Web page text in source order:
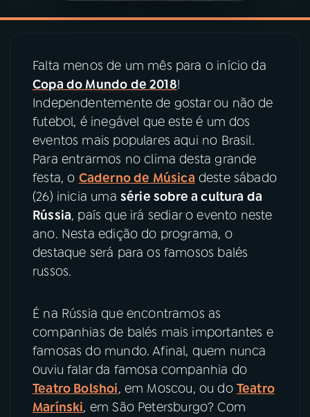
ÚLTIMAS
08PRÊMIO RÁDIO MEC
ACOMPANHE A RÁDIO MEC
YouTube Facebook
Instagram X
TikTok
Falta menos de um mês para o início da
Copa do Mundo de 2018!
Independentemente de gostar ou não de
futebol, é inegável que este é um dos
eventos mais populares aqui no Brasil.
Para entrarmos no clima desta grande
festa, o Caderno de Música deste sábado
(26) inicia uma série sobre a cultura da
Rússia, país que irá sediar o evento neste
ano. Nesta edição do programa, o
destaque será para os famosos balés
russos.
É na Rússia que encontramos as
companhias de balés mais importantes e
famosas do mundo. Afinal, quem nunca
ouviu falar da famosa companhia do
Teatro Bolshoi, em Moscou, ou do Teatro
Marínski, em São Petersburgo? Com